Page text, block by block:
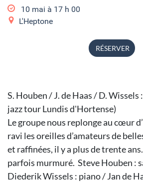
10 mai à 17 h 00
L'Heptone
RÉSERVER
S. Houben / J. de Haas / D. Wissels
jazz tour Lundis d'Hortense)
Le groupe nous replonge au cœur
ravi les oreilles d’amateurs de
et raffinées, il y a plus de trente
parfois murmuré. Steve Houben :
Diederik Wissels : piano / Jan de